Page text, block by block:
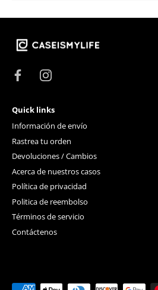
Quick links
Información de envío
Rastrea tu orden
Devoluciones / Cambios
Acerca de nuestros casos
Política de privacidad
Politica de reembolso
Términos de servicio
Contáctenos